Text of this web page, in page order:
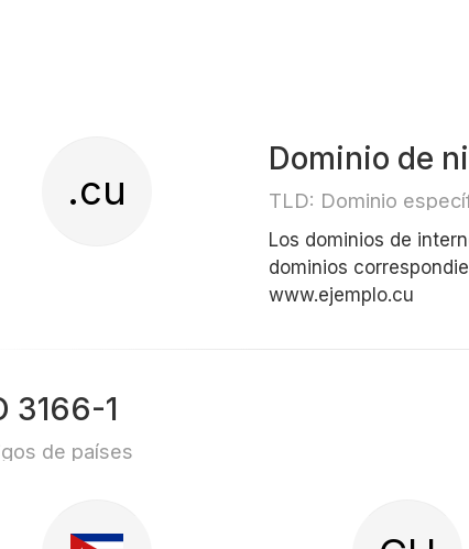
.cu
Dominio de
TLD: Dominio
Los dominios de
dominios
www.ejemplo.cu
3166-1
de países